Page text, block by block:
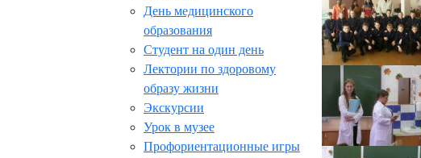
День медицинского
образования
Студент на один день
Лектории по здоровому
образу жизни
Экскурсии
Урок в музее
Профориентационные игры